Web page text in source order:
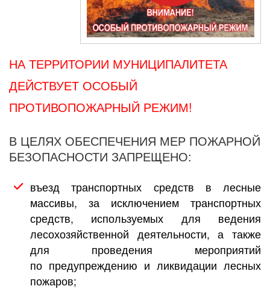
НА ТЕРРИТОРИИ МУНИЦИПАЛИТЕТА
ДЕЙСТВУЕТ ОСОБЫЙ
ПРОТИВОПОЖАРНЫЙ РЕЖИМ!
В ЦЕЛЯХ ОБЕСПЕЧЕНИЯ МЕР ПОЖАРНОЙ
БЕЗОПАСНОСТИ ЗАПРЕЩЕНО:
въезд транспортных средств в лесные
массивы, за исключением транспортных
средств, используемых для ведения
лесохозяйственной деятельности, а также
для проведения мероприятий
по предупреждению и ликвидации лесных
пожаров;